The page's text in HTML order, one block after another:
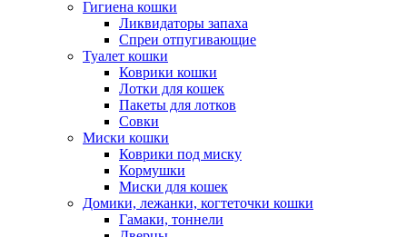
Гигиена кошки
Ликвидаторы запаха
Спреи отпугивающие
Туалет кошки
Коврики кошки
Лотки для кошек
Пакеты для лотков
Совки
Миски кошки
Коврики под миску
Кормушки
Миски для кошек
Домики, лежанки, когтеточки кошки
Гамаки, тоннели